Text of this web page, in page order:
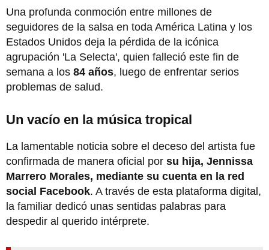
Una profunda conmoción entre millones de
seguidores de la salsa en toda América Latina y los
Estados Unidos deja la pérdida de la icónica
agrupación 'La Selecta', quien falleció este fin de
semana a los 84 años, luego de enfrentar serios
problemas de salud.
Un vacío en la música tropical
La lamentable noticia sobre el deceso del artista fue
confirmada de manera oficial por su hija, Jennissa
Marrero Morales, mediante su cuenta en la red
social Facebook. A través de esta plataforma digital,
la familiar dedicó unas sentidas palabras para
despedir al querido intérprete.